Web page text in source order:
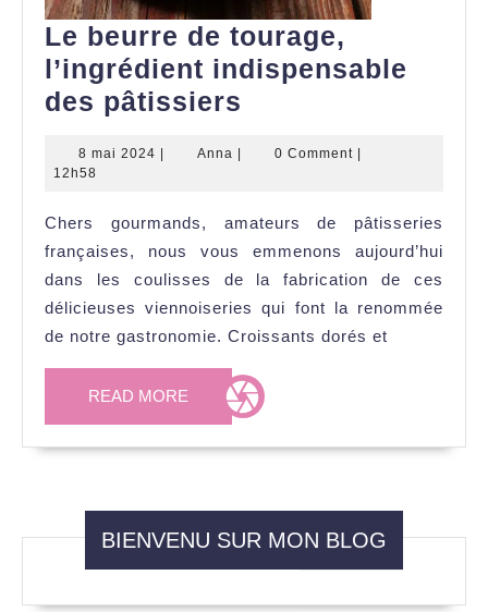
Le beurre de tourage,
l’ingrédient indispensable
des pâtissiers
l’ingrédient
indispensable
des
pâtissiers
8 mai 2024 8
Anna Anna 0 Comment
12h58
Chers gourmands, amateurs de pâtisseries
françaises, nous vous emmenons aujourd’hui
dans les coulisses de la fabrication de ces
délicieuses viennoiseries qui font la renommée
de notre gastronomie. Croissants dorés et
READ MORE READ
MORE
BIENVENU SUR MON BLOG